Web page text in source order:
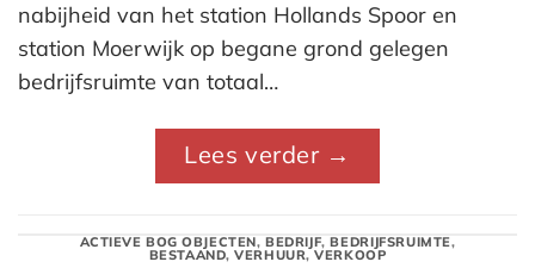
nabijheid van het station Hollands Spoor en
station Moerwijk op begane grond gelegen
bedrijfsruimte van totaal…
Lees verder →
ACTIEVE BOG OBJECTEN, BEDRIJF,BEDRIJFSRUIMTE,
BESTAAND,VERHUUR,VERKOOP